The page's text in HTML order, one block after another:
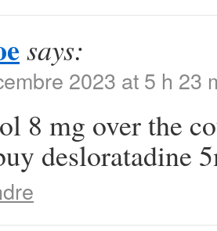
says:
2023 at 5 h 23
8 mg over the
desloratadine